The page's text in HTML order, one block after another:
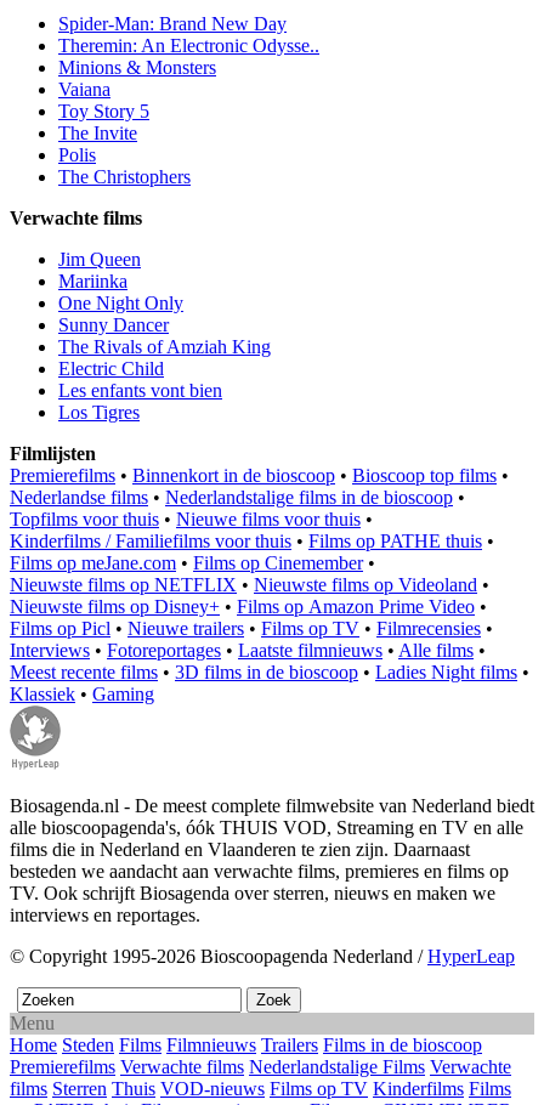
Spider-Man: Brand New Day
Theremin: An Electronic Odysse..
Minions & Monsters
Vaiana
Toy Story 5
The Invite
Polis
The Christophers
Verwachte films
Jim Queen
Mariinka
One Night Only
Sunny Dancer
The Rivals of Amziah King
Electric Child
Les enfants vont bien
Los Tigres
Filmlijsten
Premierefilms • Binnenkort in de bioscoop • Bioscoop top films •
Nederlandse films • Nederlandstalige films in de bioscoop •
Topfilms voor thuis • Nieuwe films voor thuis •
Kinderfilms / Familiefilms voor thuis • Films op PATHE thuis •
Films op meJane.com • Films op Cinemember•
Nieuwste films op NETFLIX • Nieuwste films op Videoland •
Nieuwste films op Disney+ • Films op Amazon Prime Video •
Films op Picl • Nieuwe trailers • Films op TV • Filmrecensies •
Interviews • Fotoreportages • Laatste filmnieuws • Alle films •
Meest recente films • 3D films in de bioscoop • Ladies Night films •
Klassiek • Gaming
Biosagenda.nl - De meest complete filmwebsite van Nederland biedt
alle bioscoopagenda's, óók THUIS VOD, Streaming en TV en alle
films die in Nederland en Vlaanderen te zien zijn. Daarnaast
besteden we aandacht aan verwachte films, premieres en films op
TV. Ook schrijft Biosagenda over sterren, nieuws en maken we
interviews en reportages.
© Copyright 1995-2026 Bioscoopagenda Nederland /HyperLeap
Menu
Home Steden Films Filmnieuws Trailers Films in de bioscoop
Premierefilms Verwachte films Nederlandstalige Films Verwachte
films Sterren Thuis VOD-nieuws Films op TV Kinderfilms Films